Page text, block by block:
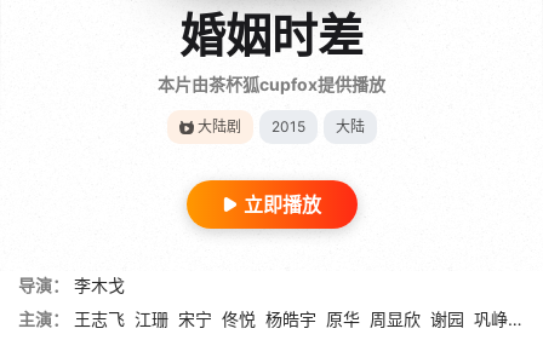
婚姻时差
本片由茶杯狐cupfox提供播放
大陆剧 2015 大陆
立即播放
导演：
李木戈
主演：
王志飞 江珊 宋宁 佟悦 杨皓宇 原华 周显欣 谢园 巩峥 何